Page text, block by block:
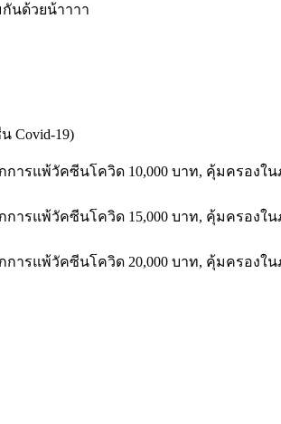
นด้วยน้าาาา
น Covid-19)
การแพ้วัคซีนโควิด 10,000 บาท, คุ้มครองใน
การแพ้วัคซีนโควิด 15,000 บาท, คุ้มครองใน
การแพ้วัคซีนโควิด 20,000 บาท, คุ้มครองใน